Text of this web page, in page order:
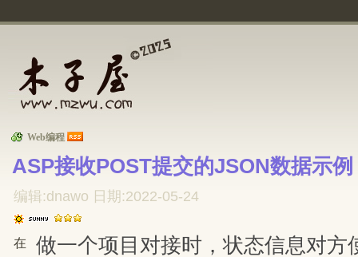
Web编程
ASP接收POST提交的JSON数据示例
编辑:dnawo 日期:2022-05-24
在
做一个项目对接时，状态信息对方